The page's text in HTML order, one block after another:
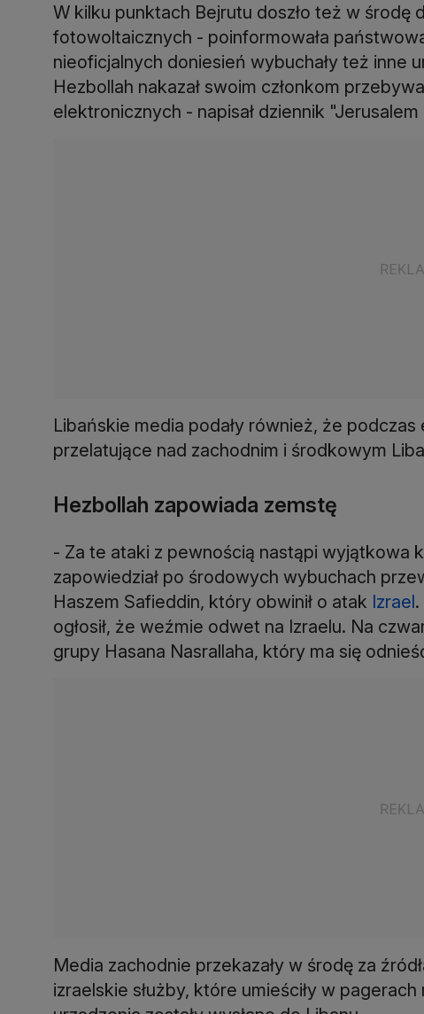
W kilku punktach Bejrutu doszło też w środę
fotowoltaicznych - poinformowała
nieoficjalnych doniesień wybuchały też inne
Hezbollah nakazał swoim członkom
elektronicznych - napisał dziennik "Jerusalem
Libańskie media podały również, że
przelatujące nad zachodnim i środkowym
Hezbollah zapowiada zemstę
- Za te ataki z pewnością nastąpi wyjątkowa
zapowiedział po środowych wybuchach
Haszem Safieddin, który obwinił o atak Izrael
ogłosił, że weźmie odwet na Izraelu. Na
grupy Hasana Nasrallaha, który ma się
Media zachodnie przekazały w środę za
izraelskie służby, które umieściły w